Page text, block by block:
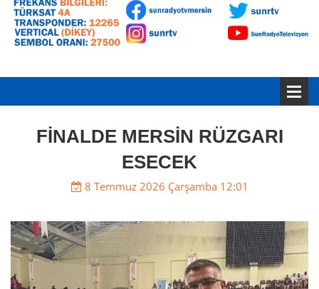
FİNALDE MERSİN RÜZGARI
ESECEK
8 Temmuz 2026 Çarşamba 12:01